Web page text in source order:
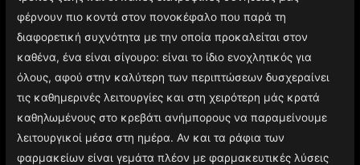
φέρνουν πιο κοντά στον πονοκέφαλο που παρά τη
διαφορετική συχνότητα με την οποία προκαλείται στον
καθένα, ένα είναι σίγουρο: είναι το ίδιο ενοχλητικός για
όλους, αφού στην καλύτερη των περιπτώσεων δυσχεραίνει
τις καθημερινές λειτουργίες και στη χειρότερη μάς κρατά
καθηλωμένους στο κρεβάτι ανήμπορους να παραμείνουμε
λειτουργικοί μέσα στη ημέρα. Αν και τα ράφια των
φαρμακείων είναι γεμάτα πλέον με φαρμακευτικές λύσεις